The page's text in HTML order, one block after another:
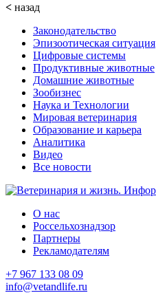
< назад
Законодательство
Эпизоотическая ситуация
Цифровые системы
Продуктивные животные
Домашние животные
Зообизнес
Наука и Технологии
Мировая ветеринария
Образование и карьера
Аналитика
Видео
Все новости
О нас
Россельхознадзор
Партнеры
Рекламодателям
+7 967 133 08 09
info@vetandlife.ru